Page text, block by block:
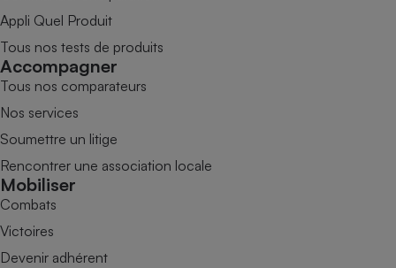
Appli Quel Produit
Tous nos tests de produits
Accompagner
Tous nos comparateurs
Nos services
Soumettre un litige
Rencontrer une association locale
Mobiliser
Combats
Victoires
Devenir adhérent